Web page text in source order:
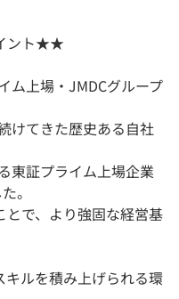
ント★★
ム上場・JMDCグループ
けてきた歴史ある自社
東証プライム上場企業
。
とで、より強固な経営基
ルを積み上げられる環